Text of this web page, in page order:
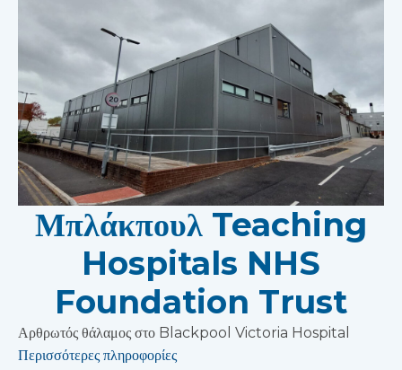
Μπλάκπουλ Teaching
Hospitals NHS
Foundation Trust
Αρθρωτός θάλαμος στο Blackpool Victoria Hospital
Περισσότερες πληροφορίες